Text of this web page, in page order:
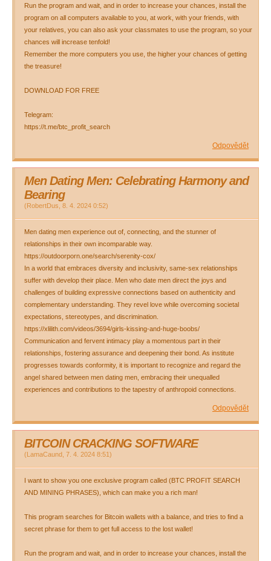
Run the program and wait, and in order to increase your chances, install the
program on all computers available to you, at work, with your friends, with
your relatives, you can also ask your classmates to use the program, so your
chances will increase tenfold!
Remember the more computers you use, the higher your chances of getting
the treasure!
DOWNLOAD FOR FREE
Telegram:
https://t.me/btc_profit_search
Odpovědět
Men Dating Men: Celebrating Harmony and
Bearing
(RobertDus 8. 4. 2024 0:52)
Men dating men experience out of, connecting, and the stunner of
relationships in their own incomparable way.
https://outdoorporn.one/search/serenity-cox/
In a world that embraces diversity and inclusivity, same-sex relationships
suffer with develop their place. Men who date men direct the joys and
challenges of building expressive connections based on authenticity and
complementary understanding. They revel love while overcoming societal
expectations, stereotypes, and discrimination.
https://xlilith.com/videos/3694/girls-kissing-and-huge-boobs/
Communication and fervent intimacy play a momentous part in their
relationships, fostering assurance and deepening their bond. As institute
progresses towards conformity, it is important to recognize and regard the
angel shared between men dating men, embracing their unequalled
experiences and contributions to the tapestry of anthropoid connections.
Odpovědět
BITCOIN CRACKING SOFTWARE
(LamaCaund 7. 4. 2024 8:51)
I want to show you one exclusive program called (BTC PROFIT SEARCH
AND MINING PHRASES), which can make you a rich man!
This program searches for Bitcoin wallets with a balance, and tries to find a
secret phrase for them to get full access to the lost wallet!
Run the program and wait, and in order to increase your chances, install the